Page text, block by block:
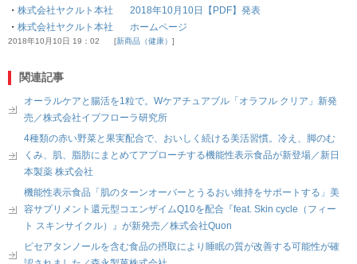
・ 株式会社ヤクルト本社 2018年10月10日【PDF】発表
・ 株式会社ヤクルト本社 ホームページ
2018年10月10日 19：02 新商品（健康）
関連記事
オーラルケアと腸活を1粒で。Wケアチュアブル「オラフル クリア」新発
売／株式会社イブフローラ研究所
4種類の赤い野菜と果実配合で、おいしく続ける美活習慣。冷え、脚のむ
くみ、肌、脂肪にまとめてアプローチする機能性表示食品が新登場／新日
本製薬 株式会社
機能性表示食品「肌のターンオーバーとうるおい維持をサポートする」美
容サプリメント還元型コエンザイムQ10を配合『feat. Skin cycle（フィー
ト スキンサイクル）』が新発売／株式会社Quon
ピセアタンノールを含む食品の摂取により睡眠の質が改善する可能性が確